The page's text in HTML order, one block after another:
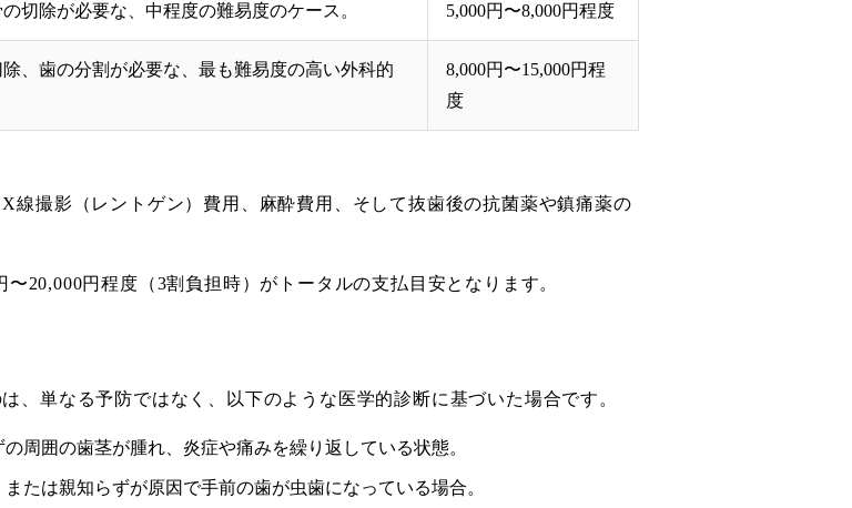
切除が必要な、中程度の難易度のケース。 5,000円〜8,000円程度
、歯の分割が必要な、最も難易度の高い外科的
8,000円〜15,000円程
度
線撮影（レントゲン）費用、麻酔費用、そして抜歯後の抗菌薬や鎮痛薬の
20,000円程度（3割負担時）がトータルの支払目安となります。
、単なる予防ではなく、以下のような医学的診断に基づいた場合です。
周囲の歯茎が腫れ、炎症や痛みを繰り返している状態。
たは親知らずが原因で手前の歯が虫歯になっている場合。